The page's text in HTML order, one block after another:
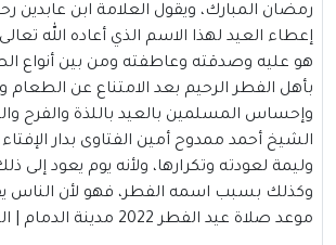
رمضان المبارك، ويقول العلامة ابن عابدين
إعطاء العيد لهذا الاسم الذي أعاده الله
هو عليه وصدقته وعاطفته ومن بين أنواع
بأهل الفطر الرحيم بعد الامتناع عن
وإحساس المسلمين بالعيد باللذة والفرح
الشيخ أحمد ممدوح أمين الفتاوى بدار
وليمة لعودته وتكرارها، ولأنه يوم يعود إلى
وكذلك بسبب اسمه الفطر، فهو لأن الناس
موعد صلاة عيد الفطر 2022 مدينة الدمام | السعودية